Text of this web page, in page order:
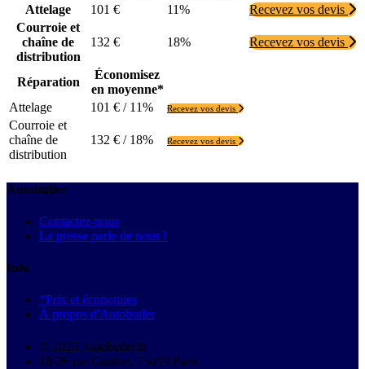
Attelage
101 € 11%
Recevez vos devis
Courroie et
chaîne de
distribution
132 € 18% Recevez vos devis
Réparation
Économisez
en moyenne*
Attelage
101 € / 11% Recevez vos devis
Courroie et
chaîne de
distribution
132 € / 18% Recevez vos devis
Autobutler
Contactez-nous
La presse parle de nous !
Info
*Prix et économies
À propos d'Autobutler
© 2026 Autobutler.fr
18-26 rue Goubet, 75019 Paris